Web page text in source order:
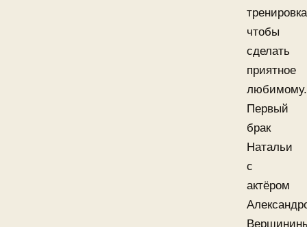
чтобы
сделать
приятное
любимому.
Первый
брак
Натальи
с
актёром